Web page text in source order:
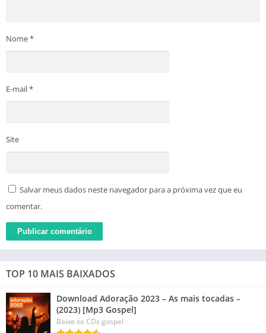
Nome*
E-mail*
Site
Salvar meus dados neste navegador para a próxima vez que eu
comentar.
TOP 10 MAIS BAIXADOS
Download Adoração 2023 – As mais tocadas –
(2023) [Mp3 Gospel]
Baixe os CDs gospel